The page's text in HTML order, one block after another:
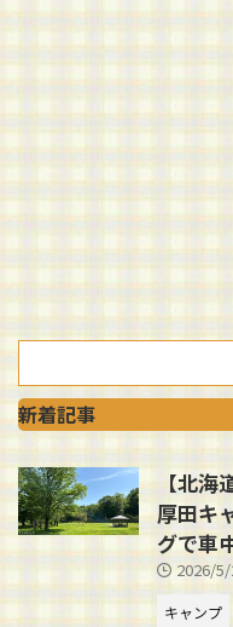
新着記事
【北
厚田キ
グで車
2026/
キャンプ